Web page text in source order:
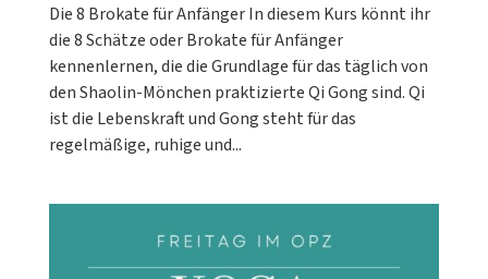
Die 8 Brokate für Anfänger In diesem Kurs könnt ihr
die 8 Schätze oder Brokate für Anfänger
kennenlernen, die die Grundlage für das täglich von
den Shaolin-Mönchen praktizierte Qi Gong sind. Qi
ist die Lebenskraft und Gong steht für das
regelmäßige, ruhige und...